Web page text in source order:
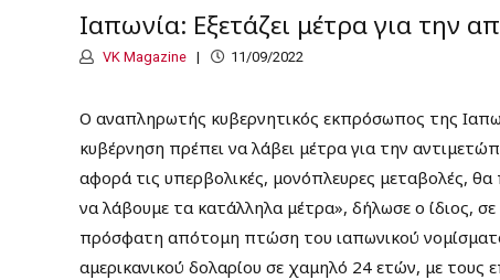
Ιαπωνία: Εξετάζει μέτρα για την
VK Magazine 11/09/2022
Ο αναπληρωτής κυβερνητικός εκπρόσωπος της
κυβέρνηση πρέπει να λάβει μέτρα για την
αφορά τις υπερβολικές, μονόπλευρες μεταβολές, θα
να λάβουμε τα κατάλληλα μέτρα», δήλωσε ο ίδιος,
πρόσφατη απότομη πτώση του ιαπωνικού
αμερικανικού δολαρίου σε χαμηλό 24 ετών, με τους